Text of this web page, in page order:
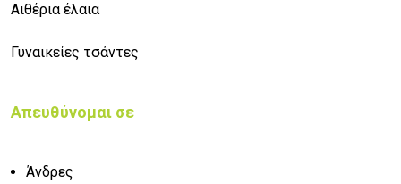
Αιθέρια έλαια
Γυναικείες τσάντες
Απευθύνομαι σε
Άνδρες